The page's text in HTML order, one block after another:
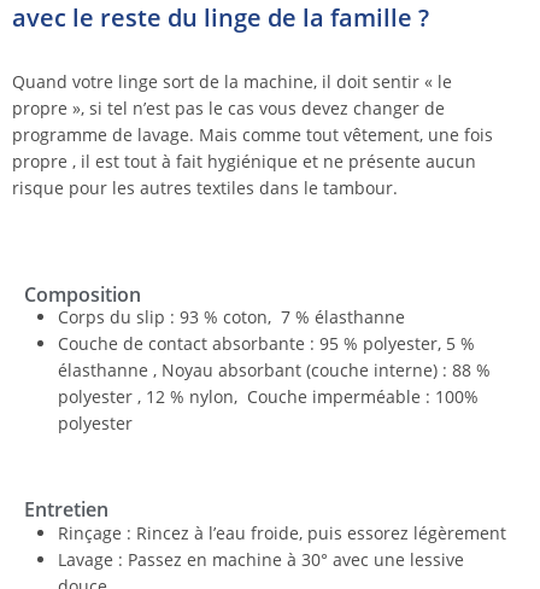
avec le reste du linge de la famille ?
Quand votre linge sort de la machine, il doit sentir « le
propre », si tel n’est pas le cas vous devez changer de
programme de lavage. Mais comme tout vêtement, une fois
propre , il est tout à fait hygiénique et ne présente aucun
risque pour les autres textiles dans le tambour.
Composition
Corps du slip : 93 % coton, 7 % élasthanne
Couche de contact absorbante : 95 % polyester, 5 %
élasthanne , Noyau absorbant (couche interne) : 88 %
polyester , 12 % nylon, Couche imperméable : 100%
polyester
Entretien
Rinçage : Rincez à l’eau froide, puis essorez légèrement
Lavage : Passez en machine à 30° avec une lessive